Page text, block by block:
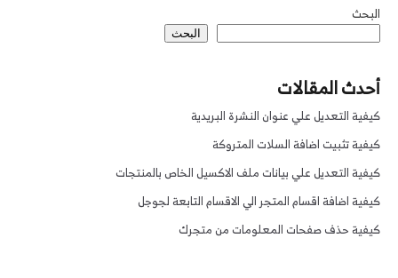
البحث
البحث
أحدث المقالات
كيفية التعديل علي عنوان النشرة البريدية
كيفية تثبيت اضافة السلات المتروكة
كيفية التعديل علي بيانات ملف الاكسيل الخاص بالمنتجات
كيفية اضافة اقسام المتجر الي الاقسام التابعة لجوجل
كيفية حذف صفحات المعلومات من متجرك